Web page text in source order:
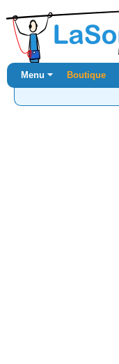
Menu ⏷ Boutique